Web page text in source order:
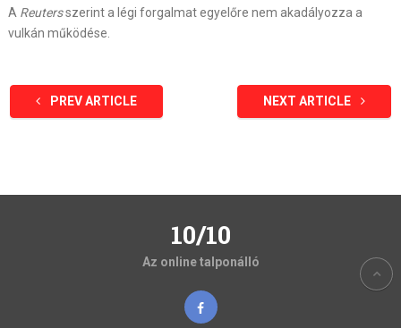
A Reutersszerint a légi forgalmat egyelőre nem akadályozza a
vulkán működése.
PREV ARTICLE NEXT ARTICLE
10/10
Az online talponálló